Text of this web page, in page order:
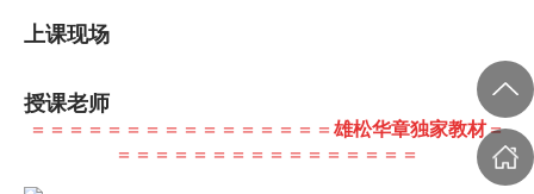
上课现场
授课老师
＝＝＝＝＝＝＝＝＝＝＝＝＝＝＝＝ 雄松华章独家教材＝
＝＝＝＝＝＝＝＝＝＝＝＝＝＝＝＝